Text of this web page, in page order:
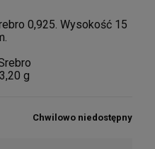
0,925. Wysokość 15
3,20 g
Chwilowo niedostępny